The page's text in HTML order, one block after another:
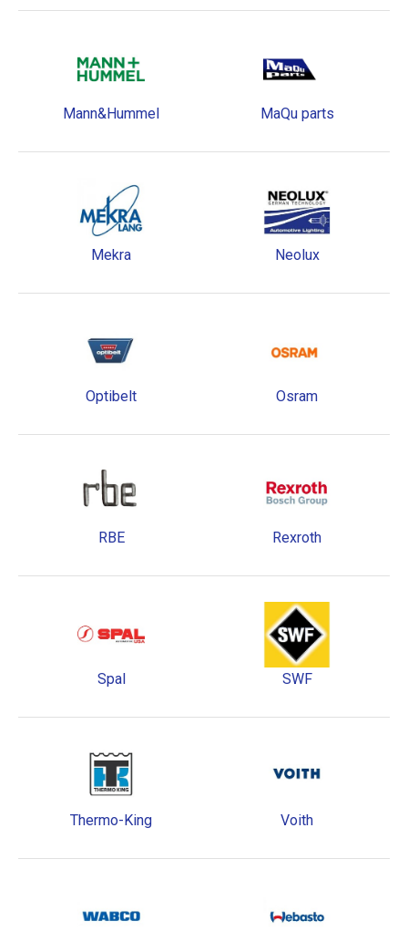
Mann&Hummel MaQu parts
Mekra Neolux
Optibelt Osram
RBE Rexroth
Spal SWF
Thermo-King Voith